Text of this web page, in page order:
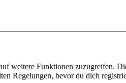
weitere Funktionen zuzugreifen.
Regelungen, bevor du dich